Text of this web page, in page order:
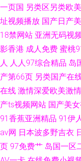
一页国 另类区另类欧美
址视频播放 国产日产
18禁网站 亚洲无码视
影香港 成人免费 蜜桃
人 人人97综合精品 岛
产第66页 另类国产在
在线 激情深爱欧美激情
产ts视频网站 国产美
91香蕉亚洲精品 91伊
av网 日本波多野吉衣
页 97免费艹 岛国一区